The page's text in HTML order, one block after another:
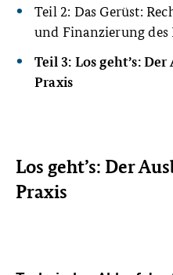
Teil 2: Das Gerüst:
und Finanzierung des
Teil 3: Los geht’s:
Praxis
Los geht’s: Der
Praxis